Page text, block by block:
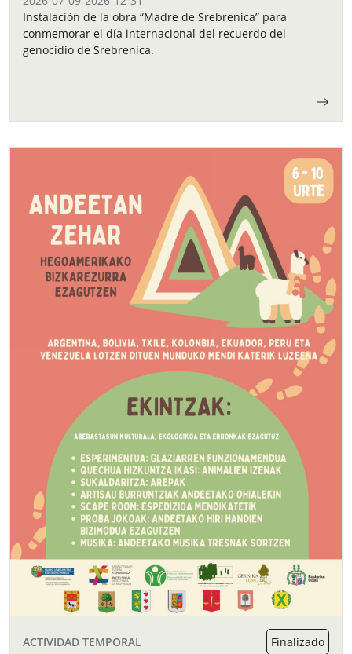
Instalación de la obra “Madre de Srebrenica” para
conmemorar el día internacional del recuerdo del
genocidio de Srebrenica.
ACTIVIDAD TEMPORAL Finalizado